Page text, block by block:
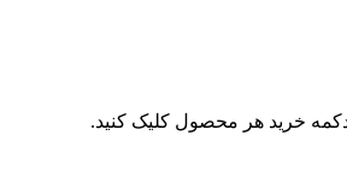
خرید هر محصول کلیک کنید.